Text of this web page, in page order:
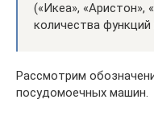
(«Икеа», «Аристон»,
количества
Рассмотрим
посудомоечных машин.